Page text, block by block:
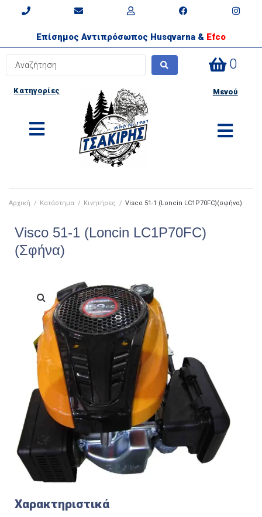
Επίσημος Αντιπρόσωπος Husqvarna & Efco
0
Κατηγορίες Μενού
Αρχική / Κατάστημα / Κινητήρες / Visco 51-1 (Loncin LC1P70FC)(σφήνα)
Visco 51-1 (Loncin LC1P70FC)
(σφήνα)
Χαρακτηριστικά